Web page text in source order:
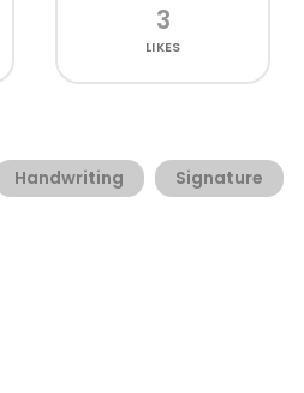
3
LIKES
Handwriting Signature